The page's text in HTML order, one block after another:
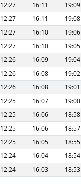
12:27 16:11 19:09
12:27 16:11 19:08
12:27 16:10 19:06
12:27 16:10 19:05
12:26 16:09 19:04
12:26 16:08 19:02
12:26 16:08 19:01
12:25 16:07 19:00
12:25 16:06 18:58
12:25 16:06 18:57
12:25 16:05 18:55
12:24 16:04 18:54
12:24 16:03 18:53